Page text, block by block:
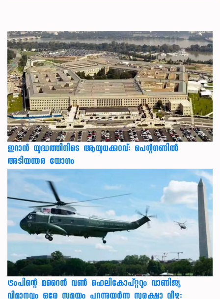
ഇറാന്‍ യുദ്ധത്തിനിടെ ആയുധക്കുറവ്: പെന്റഗണില്‍
അടിയന്തര യോഗം
ട്രംപിന്റെ മറൈന്‍ വണ്‍ ഹെലികോപ്റ്ററും വാണിജ്യ